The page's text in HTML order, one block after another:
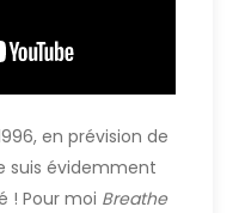
en prévision de
suis évidemment
! Pour moi Breathe